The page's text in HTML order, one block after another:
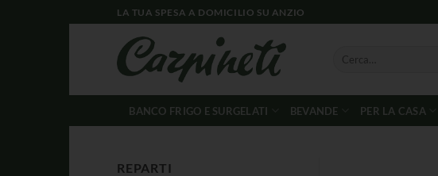
LA TUA SPESA A DOMICILIO SU ANZIO
BANCO FRIGO E SURGELATI BEVANDE PER LA CASA
REPARTI